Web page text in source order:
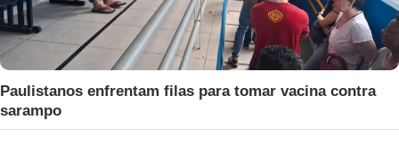
Paulistanos enfrentam filas para tomar vacina contra
sarampo